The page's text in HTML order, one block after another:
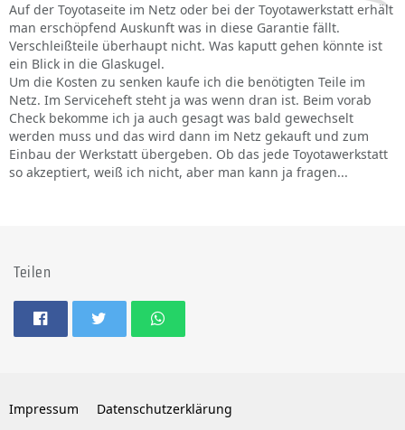
Auf der Toyotaseite im Netz oder bei der Toyotawerkstatt erhält
man erschöpfend Auskunft was in diese Garantie fällt.
Verschleißteile überhaupt nicht. Was kaputt gehen könnte ist
ein Blick in die Glaskugel.
Um die Kosten zu senken kaufe ich die benötigten Teile im
Netz. Im Serviceheft steht ja was wenn dran ist. Beim vorab
Check bekomme ich ja auch gesagt was bald gewechselt
werden muss und das wird dann im Netz gekauft und zum
Einbau der Werkstatt übergeben. Ob das jede Toyotawerkstatt
so akzeptiert, weiß ich nicht, aber man kann ja fragen...
Teilen
Impressum Datenschutzerklärung